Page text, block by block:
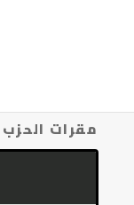
مقرات الحزب